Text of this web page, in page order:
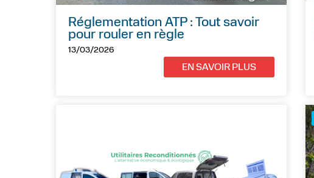
Réglementation ATP : Tout savoir
pour rouler en règle
13/03/2026
EN SAVOIR PLUS